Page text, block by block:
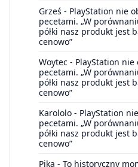
Grześ - PlayStation nie
pecetami. „W
półki nasz produkt jest
cenowo”
Woytec - PlayStation
pecetami. „W
półki nasz produkt jest
cenowo”
Karololo - PlayStation
pecetami. „W
półki nasz produkt jest
cenowo”
Pika - To historyczny